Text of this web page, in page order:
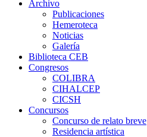
Archivo
Publicaciones
Hemeroteca
Noticias
Galería
Biblioteca CEB
Congresos
COLIBRA
CIHALCEP
CICSH
Concursos
Concurso de relato breve
Residencia artística